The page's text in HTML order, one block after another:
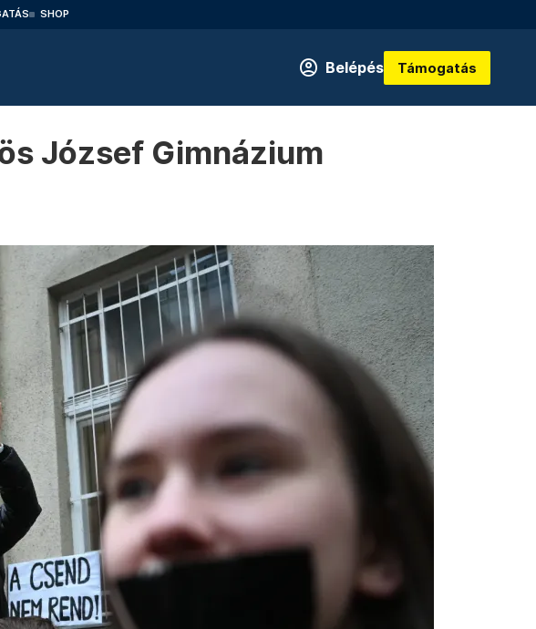
SHOP
Belépés Támogatás
József Gimnázium